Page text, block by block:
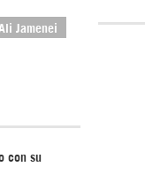
Jamenei
con su